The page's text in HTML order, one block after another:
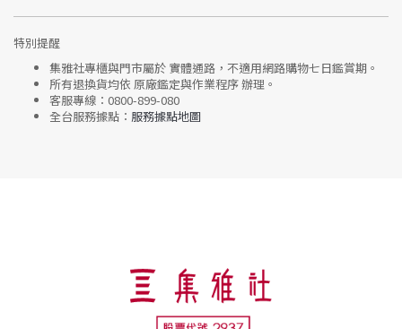
特別提醒
集雅社專櫃與門市屬於 實體通路，不適用網路購物七日鑑賞期 。
所有退換貨均依 原廠鑑定與作業程序辦理。
客服專線： 0800-899-080
全台服務據點： 服務據點地圖